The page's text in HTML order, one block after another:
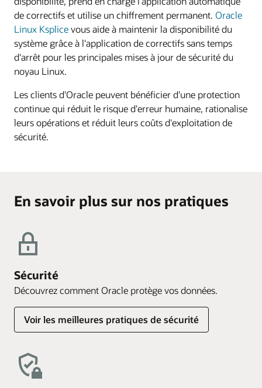
de correctifs et utilise un chiffrement permanent. Oracle
Linux Ksplicevous aide à maintenir la disponibilité du
système grâce à l'application de correctifs sans temps
d'arrêt pour les principales mises à jour de sécurité du
noyau Linux.
Les clients d'Oracle peuvent bénéficier d'une protection
continue qui réduit le risque d'erreur humaine, rationalise
leurs opérations et réduit leurs coûts d'exploitation de
sécurité.
En savoir plus sur nos pratiques
Sécurité
Découvrez comment Oracle protège vos données.
Voir les meilleures pratiques de sécurité